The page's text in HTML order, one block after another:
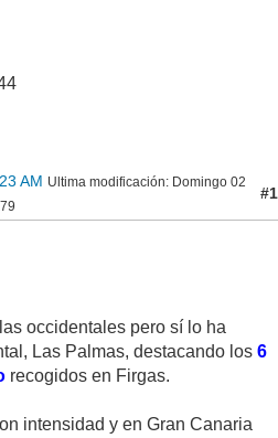
AM Ultima modificación: Domingo 02
#1
occidentales pero sí lo ha
Las Palmas, destacando los 6
recogidos en Firgas.
intensidad y en Gran Canaria